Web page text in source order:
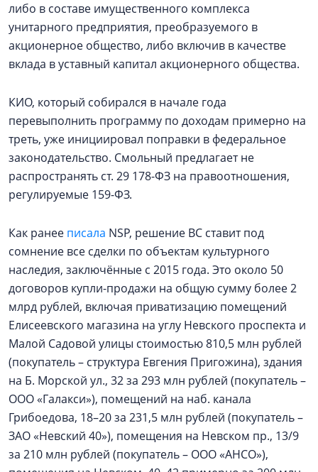
либо в составе имущественного комплекса
унитарного предприятия, преобразуемого в
акционерное общество, либо включив в качестве
вклада в уставный капитал акционерного общества.
КИО, который собирался в начале года
перевыполнить программу по доходам примерно на
треть, уже инициировал поправки в федеральное
законодательство. Смольный предлагает не
распространять ст. 29 178-ФЗ на правоотношения,
регулируемые 159-ФЗ.
Как ранее писала NSP, решение ВС ставит под
сомнение все сделки по объектам культурного
наследия, заключённые с 2015 года. Это около 50
договоров купли-продажи на общую сумму более 2
млрд рублей, включая приватизацию помещений
Елисеевского магазина на углу Невского проспекта и
Малой Садовой улицы стоимостью 810,5 млн рублей
(покупатель – структура Евгения Пригожина), здания
на Б. Морской ул., 32 за 293 млн рублей (покупатель –
ООО «Галакси»), помещений на наб. канала
Грибоедова, 18–20 за 231,5 млн рублей (покупатель –
ЗАО «Невский 40»), помещения на Невском пр., 13/9
за 210 млн рублей (покупатель – ООО «АНСО»),